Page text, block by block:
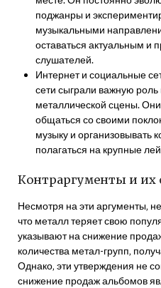
поджанры и
музыкальными
оставаться актуальным и
слушателей.
Интернет и социальные
сети сыграли важную
металлической сцены.
общаться со своими
музыку и организовывать
полагаться на крупные
Контраргументы и их
Несмотря на эти аргументы‚
что металл теряет свою
указывают на снижение
количества метал-групп‚
Однако‚ эти утверждения не
снижение продаж альбомов